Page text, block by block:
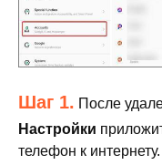
Шаг 1. После
Настройки
телефон к интернету.